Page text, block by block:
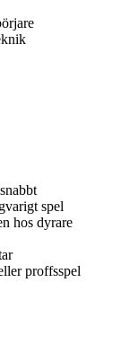
spel
hos dyrare
proffsspel